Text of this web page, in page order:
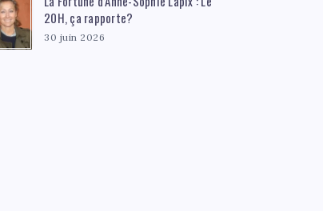
20H, ça rapporte?
30 juin 2026